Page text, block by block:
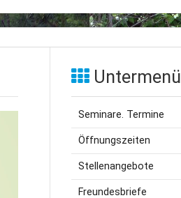
Untermenü
Seminare. Termine
Öffnungszeiten
Stellenangebote
Freundesbriefe